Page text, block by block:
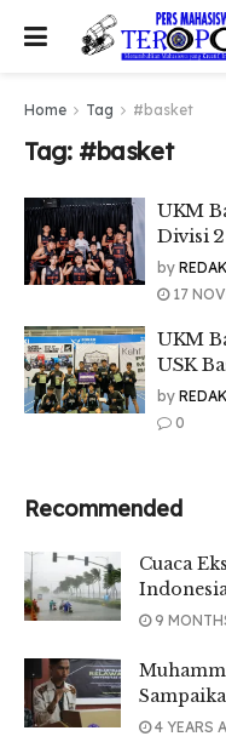
Home Tag #basket
Tag: #basket
UKM
Divisi
by
17
UKM
USK
by
0
Recommended
Cuaca
9
4 YEARS